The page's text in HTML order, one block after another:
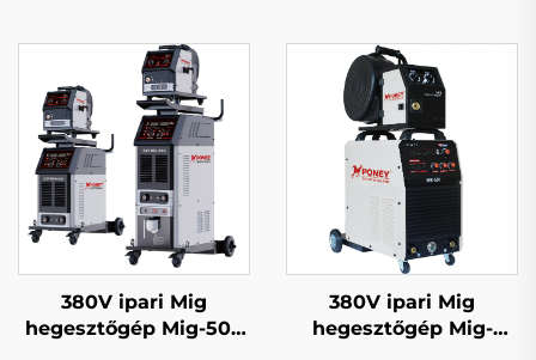
380V ipari Mig
hegesztőgép Mig-500
380V ipari Mig
hegesztőgép Mig-